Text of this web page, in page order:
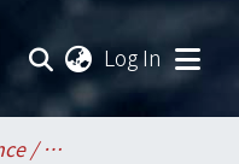
Log In
College of Life Science / 生命科學院